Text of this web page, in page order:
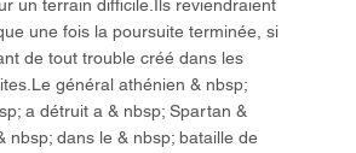
un terrain difficile.Ils reviendraient
une fois la poursuite terminée, si
de tout trouble créé dans les
général athénien & nbsp;
a détruit a & nbsp; Spartan &
nbsp; dans le & nbsp; bataille de